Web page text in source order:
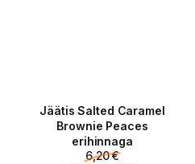
Jäätis Salted Caramel
Brownie Peaces
erihinnaga
6,20 €